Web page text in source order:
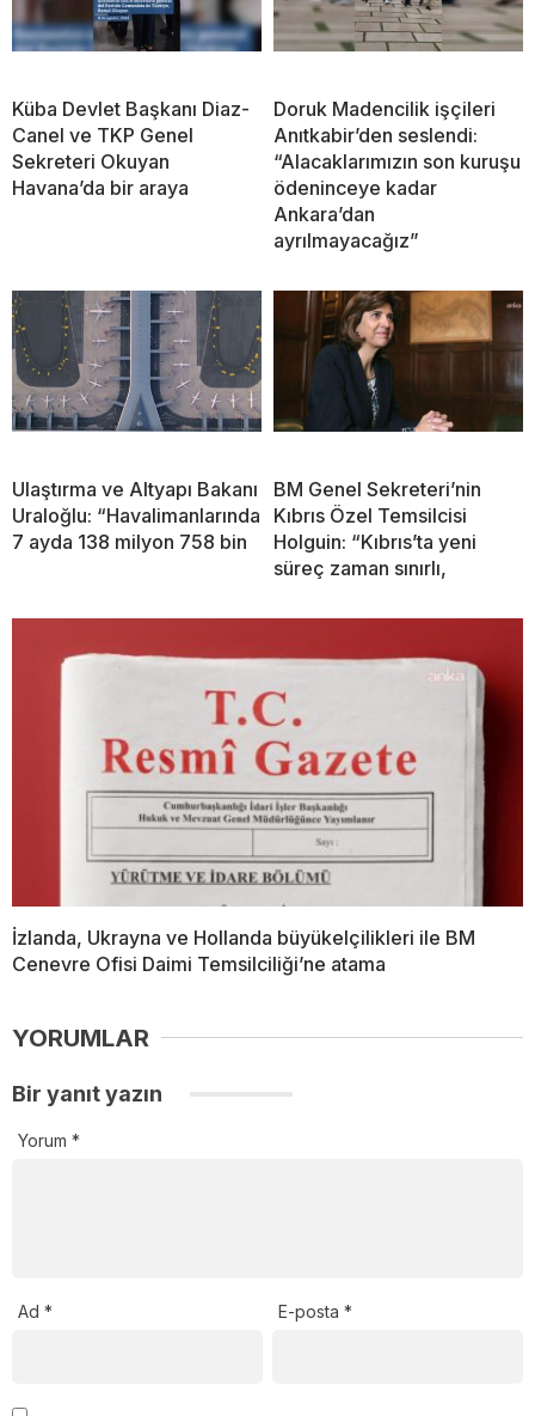
Küba Devlet Başkanı Diaz-
Canel ve TKP Genel
Sekreteri Okuyan
Havana’da bir araya
Doruk Madencilik işçileri
Anıtkabir’den seslendi:
“Alacaklarımızın son kuruşu
ödeninceye kadar
Ankara’dan
ayrılmayacağız”
Ulaştırma ve Altyapı Bakanı
Uraloğlu: “Havalimanlarında
7 ayda 138 milyon 758 bin
BM Genel Sekreteri’nin
Kıbrıs Özel Temsilcisi
Holguin: “Kıbrıs’ta yeni
süreç zaman sınırlı,
İzlanda, Ukrayna ve Hollanda büyükelçilikleri ile BM
Cenevre Ofisi Daimi Temsilciliği’ne atama
YORUMLAR
Bir yanıt yazın
Yorum *
Ad * E-posta*